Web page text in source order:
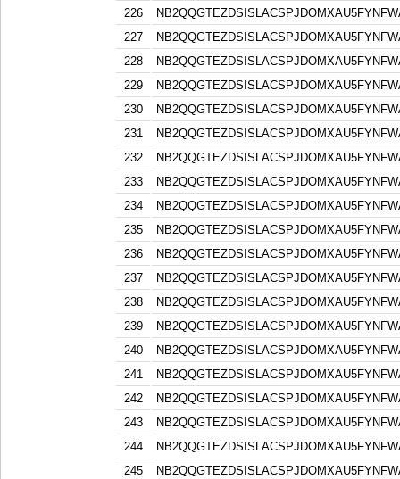
226
227
228
229
230
231
232
233
234
235
236
237
238
239
240
241
242
243
244
245